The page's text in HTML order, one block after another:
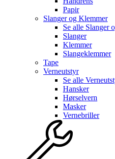
Papir
Slanger og Klemmer
Se alle Slanger
Slanger
Klemmer
Slangeklemmer
Tape
Verneutstyr
Se alle
Hansker
Hørselvern
Masker
Vernebriller